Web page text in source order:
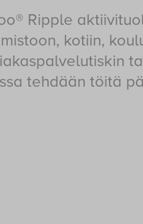
Ripple
kotiin,
tehdään töitä